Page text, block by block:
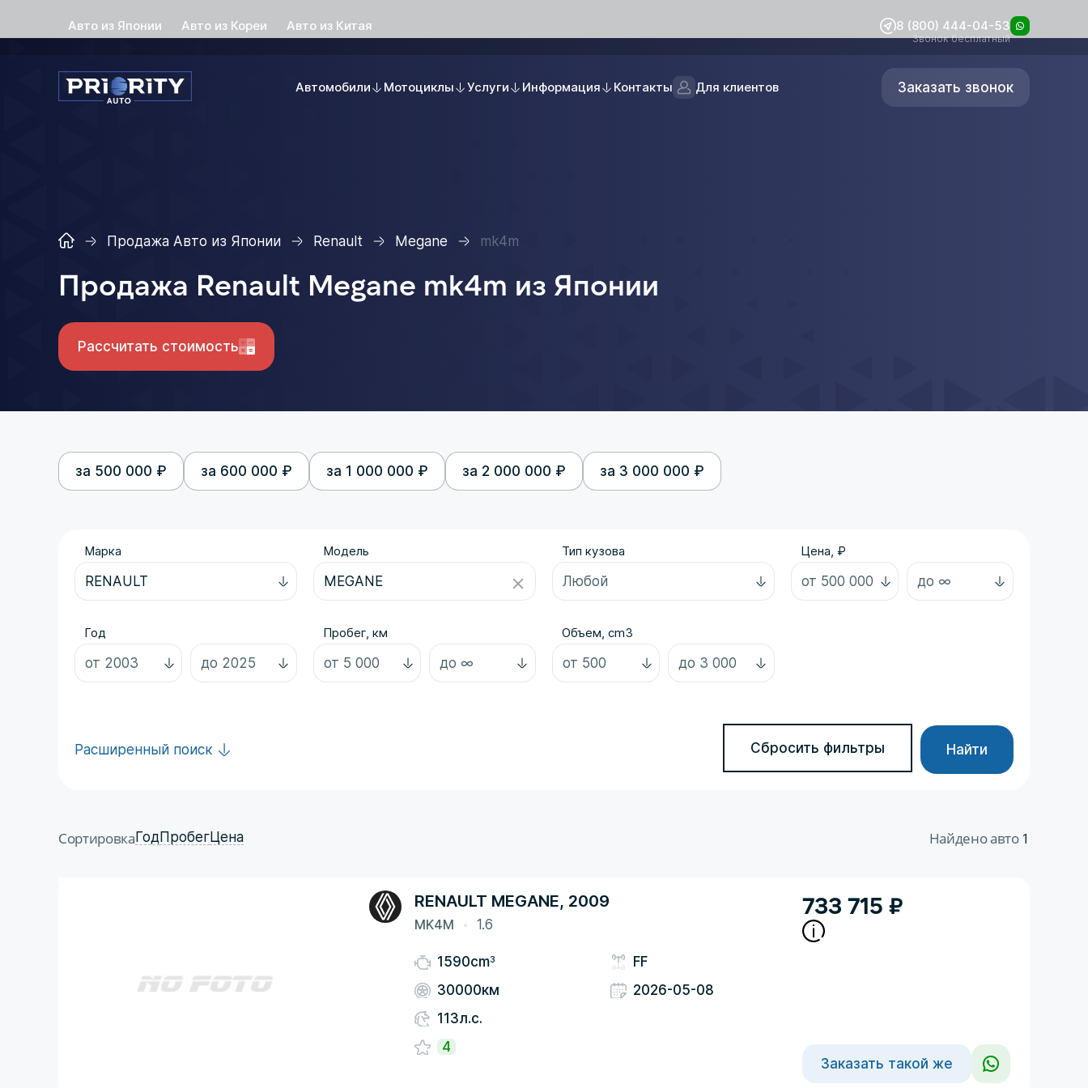
Авто из Японии Авто из Кореи Авто из Китая 8 (800) 444-04-53
Звонок бесплатный
Автомобили Мотоциклы Услуги Информация Контакты Для клиентов Заказать звонок
Продажа Авто из Японии Renault Megane mk4m
Продажа Renault Megane mk4m из Японии
Рассчитать стоимость
за 500 000 ₽ за 600 000 ₽ за 1 000 000 ₽ за 2 000 000 ₽ за 3 000 000 ₽
Марка Модель Тип кузова Цена, ₽
Год Пробег, км Объем, cm3
Расширенный поиск Сбросить фильтры Найти
Сортировка ГодПробегЦена Найдено авто1
RENAULT MEGANE, 2009
MK4M 1.6
1590cm3
30000км
113л.с.
4
FF
2026-05-08
733 715 ₽
Заказать такой же